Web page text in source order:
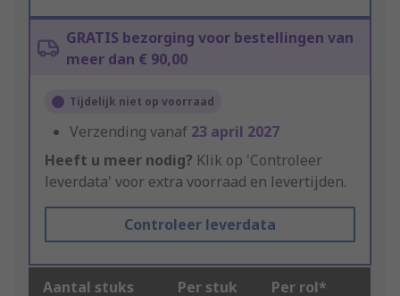
GRATIS bezorging voor bestellingen van
meer dan € 90,00
Tijdelijk niet op voorraad
Verzending vanaf 23 april 2027
Heeft u meer nodig? Klik op 'Controleer
leverdata' voor extra voorraad en levertijden.
Controleer leverdata
Aantal stuks Per stuk Per rol*